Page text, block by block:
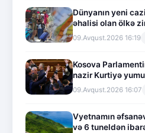
Dünyanın yeni
əhalisi olan ölkə
09.Avqust.2026 16:19
Kosova
nazir Kurtiyə
09.Avqust.2026 16:07
Vyetnamın
və 6 tuneldən